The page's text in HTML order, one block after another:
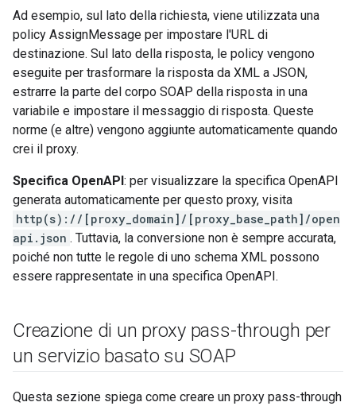
Ad esempio, sul lato della richiesta, viene utilizzata una
policy AssignMessage per impostare l'URL di
destinazione. Sul lato della risposta, le policy vengono
eseguite per trasformare la risposta da XML a JSON,
estrarre la parte del corpo SOAP della risposta in una
variabile e impostare il messaggio di risposta. Queste
norme (e altre) vengono aggiunte automaticamente quando
crei il proxy.
Specifica OpenAPI : per visualizzare la specifica OpenAPI
generata automaticamente per questo proxy, visita
http(s)://[proxy_domain]/[proxy_base_path]/open
api.json . Tuttavia, la conversione non è sempre accurata,
poiché non tutte le regole di uno schema XML possono
essere rappresentate in una specifica OpenAPI.
Creazione di un proxy pass-through per
un servizio basato su SOAP
Questa sezione spiega come creare un proxy pass-through